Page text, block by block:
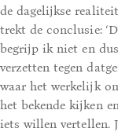
de dagelijkse
trekt de conclusie:
begrijp ik niet en
verzetten tegen
waar het werkelijk
het bekende kijken
iets willen vertellen.